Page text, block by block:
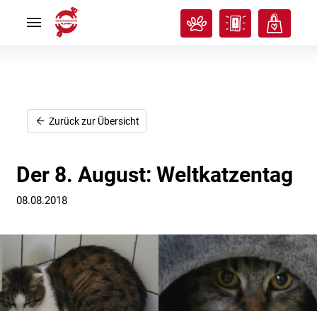
uns
Ich
will
uns
Ich
will
Zurück zur Übersicht
Der 8. August: Weltkatzentag
08.08.2018